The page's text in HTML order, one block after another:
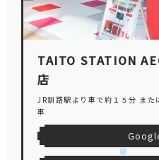
TAITO STATION
店
JR釧路駅より車で約１５分 また
車